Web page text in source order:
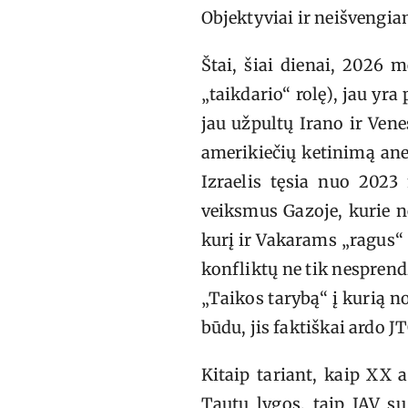
Objektyviai ir
Štai, šiai dienai, 2026
„taikdario“ rolę), jau yra
jau užpultų Irano ir
amerikiečių ketinimą
Izraelis tęsia nuo
veiksmus Gazoje, kurie
kurį ir Vakarams
konfliktų ne tik
„Taikos tarybą“ į kurią
būdu, jis faktiškai ardo
Kitaip tariant, kaip XX